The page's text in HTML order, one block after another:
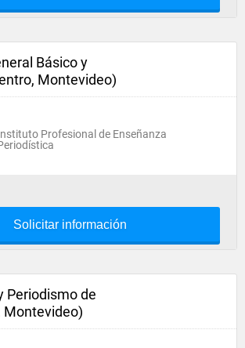
Básico y
Montevideo)
Profesional de Enseñanza
Solicitar información
Periodismo de
Montevideo)